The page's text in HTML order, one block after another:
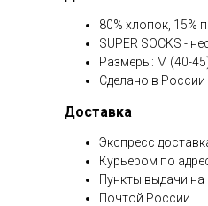
80% хлопок, 15%
SUPER SOCKS -
Размеры: M (40-
Сделано в России
Доставка
Экспресс
Курьером по
Пункты выдачи
Почтой России